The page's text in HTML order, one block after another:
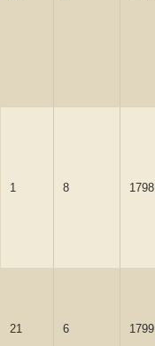
1 8 1798
21 6 1799